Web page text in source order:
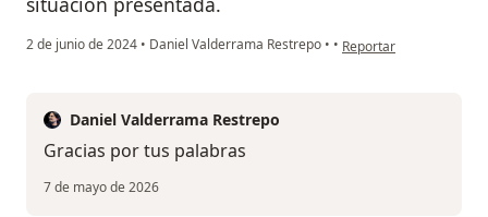
2 de junio de 2024 • Daniel Valderrama Restrepo • • en opinión del usuario
Reportar
Daniel Valderrama Restrepo
Gracias por tus palabras
7 de mayo de 2026